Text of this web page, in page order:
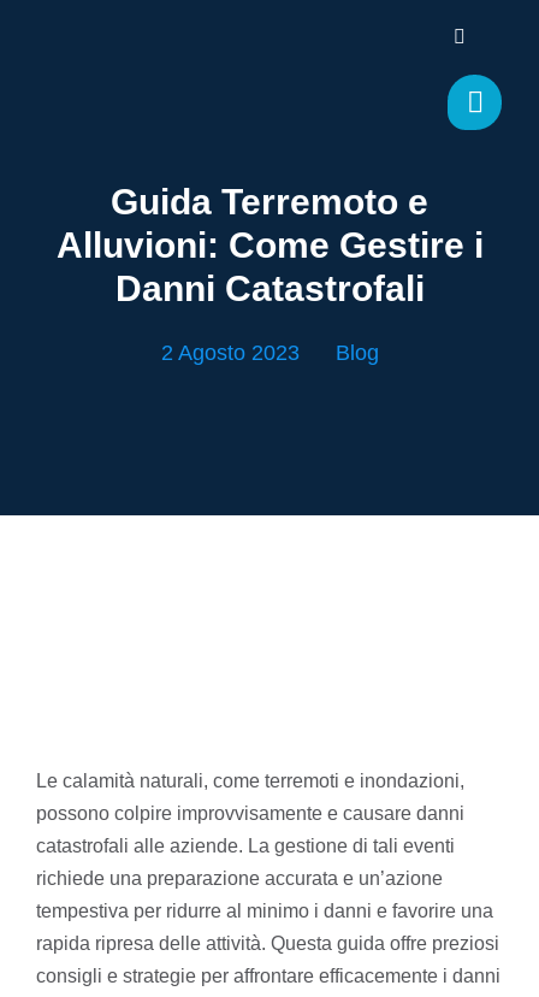
Guida Terremoto e
Alluvioni: Come Gestire i
Danni Catastrofali
2 Agosto 2023 Blog
Le calamità naturali, come terremoti e inondazioni,
possono colpire improvvisamente e causare danni
catastrofali alle aziende. La gestione di tali eventi
richiede una preparazione accurata e un’azione
tempestiva per ridurre al minimo i danni e favorire una
rapida ripresa delle attività. Questa guida offre preziosi
consigli e strategie per affrontare efficacemente i danni